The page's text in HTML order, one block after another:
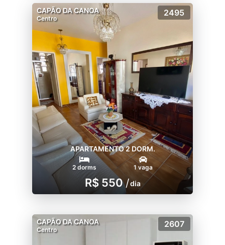
CAPÃO DA CANOA
Centro
2495
APARTAMENTO 2 DORM.
2 dorms 1 vaga
R$ 550 /dia
CAPÃO DA CANOA
Centro
2607